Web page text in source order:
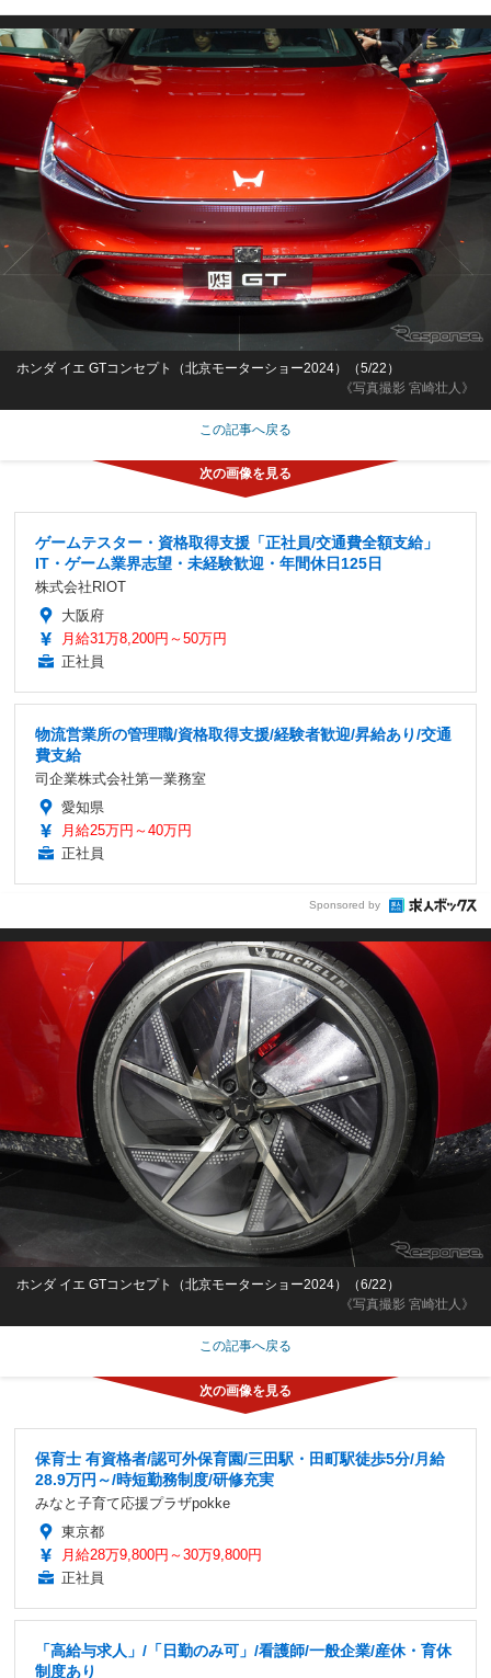
《写真撮影 宮崎壮人》
ホンダ イエ GTコンセプト（北京モーターショー2024）（5/22）
この記事へ戻る
ゲームテスター・資格取得支援「正社員/交通費全額支給」
IT・ゲーム業界志望・未経験歓迎・年間休日125日
株式会社RIOT
大阪府
月給31万8,200円～50万円
正社員
物流営業所の管理職/資格取得支援/経験者歓迎/昇給あり/交通
費支給
司企業株式会社第一業務室
愛知県
月給25万円～40万円
正社員
Sponsored by
《写真撮影 宮崎壮人》
ホンダ イエ GTコンセプト（北京モーターショー2024）（6/22）
この記事へ戻る
保育士 有資格者/認可外保育園/三田駅・田町駅徒歩5分/月給
28.9万円～/時短勤務制度/研修充実
みなと子育て応援プラザpokke
東京都
月給28万9,800円～30万9,800円
正社員
「高給与求人」/「日勤のみ可」/看護師/一般企業/産休・育休
制度あり